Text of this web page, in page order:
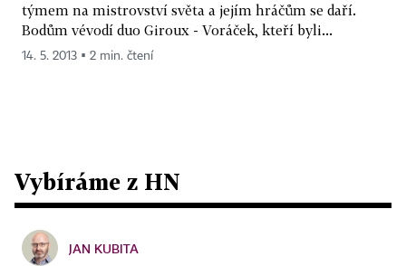
týmem na mistrovství světa a jejím hráčům se daří.
Bodům vévodí duo Giroux - Voráček, kteří byli...
14. 5. 2013 ▪ 2 min. čtení
Vybíráme z HN
JAN KUBITA